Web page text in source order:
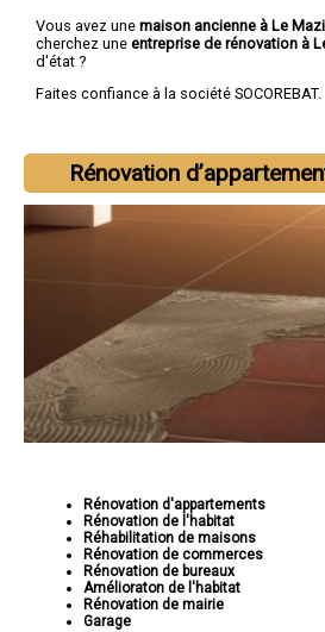
Vous avez une maison ancienne à Le
cherchez une entreprise de rénovation à
d'état ?
Faites confiance à la société SOCOREBAT.
Rénovation
Rénovation d'appartements
Rénovation de l'habitat
Réhabilitation de maisons
Rénovation de commerces
Rénovation de bureaux
Amélioraton de l'habitat
Rénovation de mairie
Garage